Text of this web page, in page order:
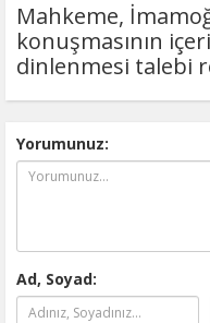
Mahkeme,
konuşmasının
dinlenmesi talebi
Yorumunuz:
Ad, Soyad: